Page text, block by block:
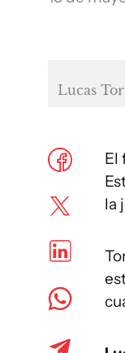
Lucas
El
la